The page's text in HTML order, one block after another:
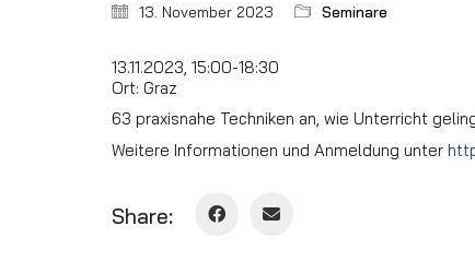
13. November 2023 Seminare
13.11.2023, 15:00-18:30
Ort: Graz
63 praxisnahe Techniken an, wie Unterricht
Weitere Informationen und Anmeldung unter
Share: